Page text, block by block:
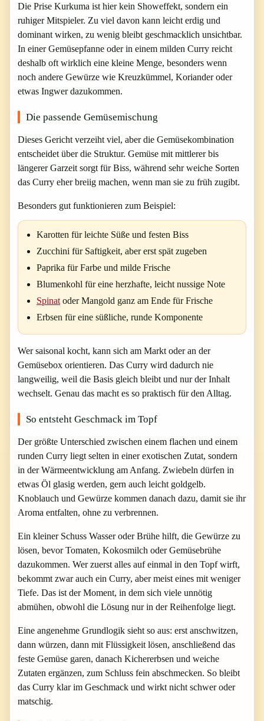
Die Prise Kurkuma ist hier kein Showeffekt, sondern ein
ruhiger Mitspieler. Zu viel davon kann leicht erdig und
dominant wirken, zu wenig bleibt geschmacklich unsichtbar.
In einer Gemüsepfanne oder in einem milden Curry reicht
deshalb oft wirklich eine kleine Menge, besonders wenn
noch andere Gewürze wie Kreuzkümmel, Koriander oder
etwas Ingwer dazukommen.
Die passende Gemüsemischung
Dieses Gericht verzeiht viel, aber die Gemüsekombination
entscheidet über die Struktur. Gemüse mit mittlerer bis
längerer Garzeit sorgt für Biss, während sehr weiche Sorten
das Curry eher breiig machen, wenn man sie zu früh zugibt.
Besonders gut funktionieren zum Beispiel:
Karotten für leichte Süße und festen Biss
Zucchini für Saftigkeit, aber erst spät zugeben
Paprika für Farbe und milde Frische
Blumenkohl für eine herzhafte, leicht nussige Note
Spinat oder Mangold ganz am Ende für Frische
Erbsen für eine süßliche, runde Komponente
Wer saisonal kocht, kann sich am Markt oder an der
Gemüsebox orientieren. Das Curry wird dadurch nie
langweilig, weil die Basis gleich bleibt und nur der Inhalt
wechselt. Genau das macht es so praktisch für den Alltag.
So entsteht Geschmack im Topf
Der größte Unterschied zwischen einem flachen und einem
runden Curry liegt selten in einer exotischen Zutat, sondern
in der Wärmeentwicklung am Anfang. Zwiebeln dürfen in
etwas Öl glasig werden, gern auch leicht goldgelb.
Knoblauch und Gewürze kommen danach dazu, damit sie ihr
Aroma entfalten, ohne zu verbrennen.
Ein kleiner Schuss Wasser oder Brühe hilft, die Gewürze zu
lösen, bevor Tomaten, Kokosmilch oder Gemüsebrühe
dazukommen. Wer zuerst alles auf einmal in den Topf wirft,
bekommt zwar auch ein Curry, aber meist eines mit weniger
Tiefe. Das ist der Moment, in dem sich viele unnötig
abmühen, obwohl die Lösung nur in der Reihenfolge liegt.
Eine angenehme Grundlogik sieht so aus: erst anschwitzen,
dann würzen, dann mit Flüssigkeit lösen, anschließend das
feste Gemüse garen, danach Kichererbsen und weiche
Zutaten ergänzen, zum Schluss fein abschmecken. So bleibt
das Curry klar im Geschmack und wirkt nicht schwer oder
matschig.